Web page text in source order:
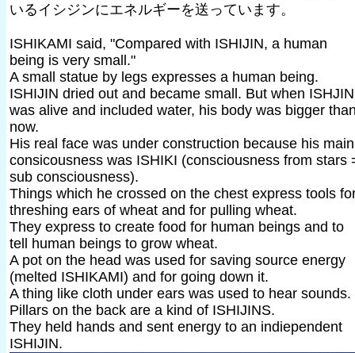
いるイシジンにエネルギーを送っています。
ISHIKAMI said, "Compared with ISHIJIN, a human
being is very small."
A small statue by legs expresses a human being.
ISHIJIN dried out and became small. But when ISHJIN
was alive and included water, his body was bigger
now.
His real face was under construction because his main
consicousness was ISHIKI (consciousness from stars
sub consciousness).
Things which he crossed on the chest express tools
threshing ears of wheat and for pulling wheat.
They express to create food for human beings and to
tell human beings to grow wheat.
A pot on the head was used for saving source energy
(melted ISHIKAMI) and for going down it.
A thing like cloth under ears was used to hear sounds.
Pillars on the back are a kind of ISHIJINS.
They held hands and sent energy to an indiependent
ISHIJIN.